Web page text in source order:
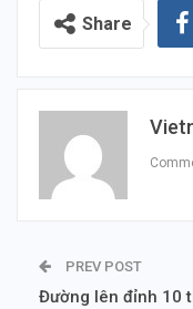
Share
PREV POST
Đường lên đỉnh 10